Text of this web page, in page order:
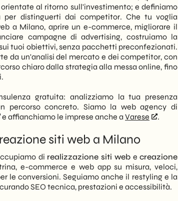
al ritorno sull'investimento; e definiamo
per distinguerti dai competitor. Che tu voglia
a Milano, aprire un e-commerce, migliorare il
campagne di advertising, costruiamo la
tuoi obiettivi, senza pacchetti preconfezionati.
da un'analisi del mercato e dei competitor, con
chiaro dalla strategia alla messa online, fino
gratuita: analizziamo la tua presenza
percorso concreto. Siamo la web agency di
e affianchiamo le imprese anche a Varese .
siti web a Milano
di realizzazione siti web ecreazione
e-commerce e web app su misura, veloci,
le conversioni. Seguiamo anche il restyling e la
SEO tecnica, prestazioni e accessibilità.